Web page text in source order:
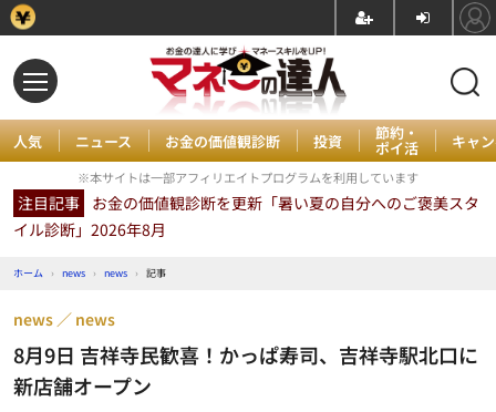
人気 ニュース お金の価値観診断 投資 節約・
ポイ活 キャ
※本サイトは一部アフィリエイトプログラムを利用しています
注目記事 お金の価値観診断を更新「暑い夏の自分へのご褒美スタ
イル診断」2026年8月
ホーム › news › news › 記事
8月9日 吉祥寺民歓喜！かっぱ寿司、吉祥寺駅北口に
新店舗オープン
news news